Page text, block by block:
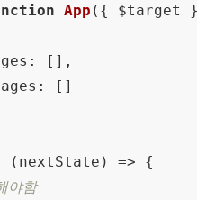
App ( { $target }
: [],
: []
( nextState ) => {
야함